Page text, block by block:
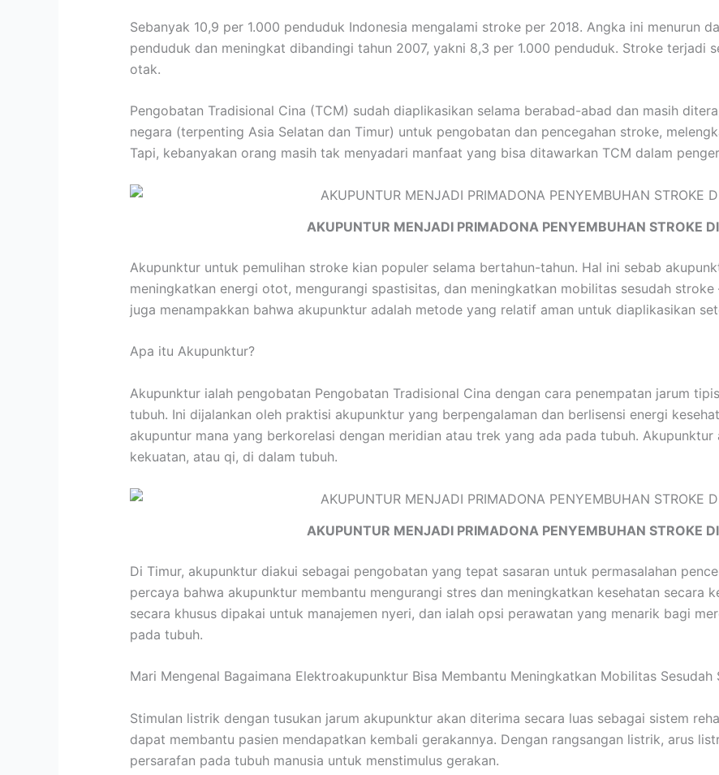
Sebanyak 10,9 per 1.000 penduduk Indonesia mengalami stroke per 2018. Angka ini menurun
penduduk dan meningkat dibandingi tahun 2007, yakni 8,3 per 1.000 penduduk. Stroke terjadi
otak.
Pengobatan Tradisional Cina (TCM) sudah diaplikasikan selama berabad-abad dan masih
negara (terpenting Asia Selatan dan Timur) untuk pengobatan dan pencegahan stroke,
Tapi, kebanyakan orang masih tak menyadari manfaat yang bisa ditawarkan TCM dalam
AKUPUNTUR MENJADI PRIMADONA PENYEMBUHAN STROKE
Akupunktur untuk pemulihan stroke kian populer selama bertahun-tahun. Hal ini sebab
meningkatkan energi otot, mengurangi spastisitas, dan meningkatkan mobilitas sesudah
juga menampakkan bahwa akupunktur adalah metode yang relatif aman untuk diaplikasikan
Apa itu Akupunktur?
Akupunktur ialah pengobatan Pengobatan Tradisional Cina dengan cara penempatan jarum
tubuh. Ini dijalankan oleh praktisi akupunktur yang berpengalaman dan berlisensi energi
akupuntur mana yang berkorelasi dengan meridian atau trek yang ada pada tubuh.
kekuatan, atau qi, di dalam tubuh.
AKUPUNTUR MENJADI PRIMADONA PENYEMBUHAN STROKE
Di Timur, akupunktur diakui sebagai pengobatan yang tepat sasaran untuk permasalahan
percaya bahwa akupunktur membantu mengurangi stres dan meningkatkan kesehatan secara
secara khusus dipakai untuk manajemen nyeri, dan ialah opsi perawatan yang menarik bagi
pada tubuh.
Mari Mengenal Bagaimana Elektroakupunktur Bisa Membantu Meningkatkan Mobilitas Sesudah
Stimulan listrik dengan tusukan jarum akupunktur akan diterima secara luas sebagai sistem
dapat membantu pasien mendapatkan kembali gerakannya. Dengan rangsangan listrik, arus
persarafan pada tubuh manusia untuk menstimulus gerakan.